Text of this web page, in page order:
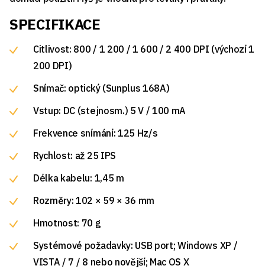
SPECIFIKACE
Citlivost: 800 / 1 200 / 1 600 / 2 400 DPI (výchozí 1
200 DPI)
Snímač: optický (Sunplus 168A)
Vstup: DC (stejnosm.) 5 V / 100 mA
Frekvence snímání: 125 Hz/s
Rychlost: až 25 IPS
Délka kabelu: 1,45 m
Rozměry: 102 × 59 × 36 mm
Hmotnost: 70 g
Systémové požadavky: USB port; Windows XP /
VISTA / 7 / 8 nebo novější; Mac OS X